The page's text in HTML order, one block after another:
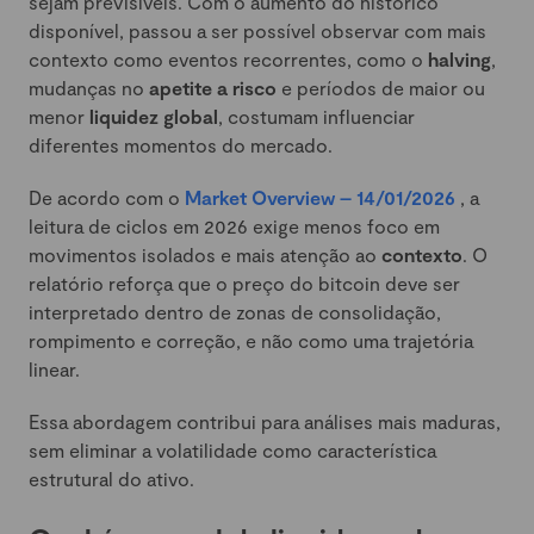
disponível, passou a ser possível observar com mais
contexto como eventos recorrentes, como o halving,
mudanças no apetite a risco e períodos de maior ou
menor liquidez global, costumam influenciar
diferentes momentos do mercado.
De acordo com o Market Overview – 14/01/2026 , a
leitura de ciclos em 2026 exige menos foco em
movimentos isolados e mais atenção ao contexto. O
relatório reforça que o preço do bitcoin deve ser
interpretado dentro de zonas de consolidação,
rompimento e correção, e não como uma trajetória
linear.
Essa abordagem contribui para análises mais maduras,
sem eliminar a volatilidade como característica
estrutural do ativo.